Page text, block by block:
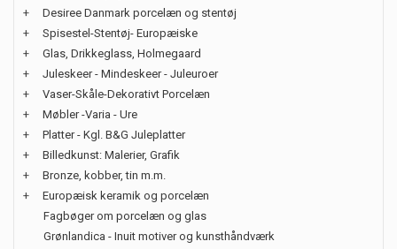
+
Desiree Danmark porcelæn og stentøj
+
Spisestel-Stentøj- Europæiske
+
Glas, Drikkeglass, Holmegaard
+
Juleskeer - Mindeskeer - Juleuroer
+
Vaser-Skåle-Dekorativt Porcelæn
+
Møbler -Varia - Ure
+
Platter - Kgl. B&G Juleplatter
+
Billedkunst: Malerier, Grafik
+
Bronze, kobber, tin m.m.
+
Europæisk keramik og porcelæn
Fagbøger om porcelæn og glas
Grønlandica - Inuit motiver og kunsthåndværk